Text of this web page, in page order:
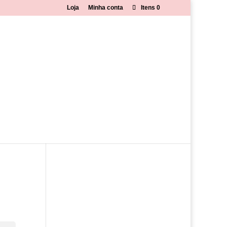
Loja Minha conta Itens 0